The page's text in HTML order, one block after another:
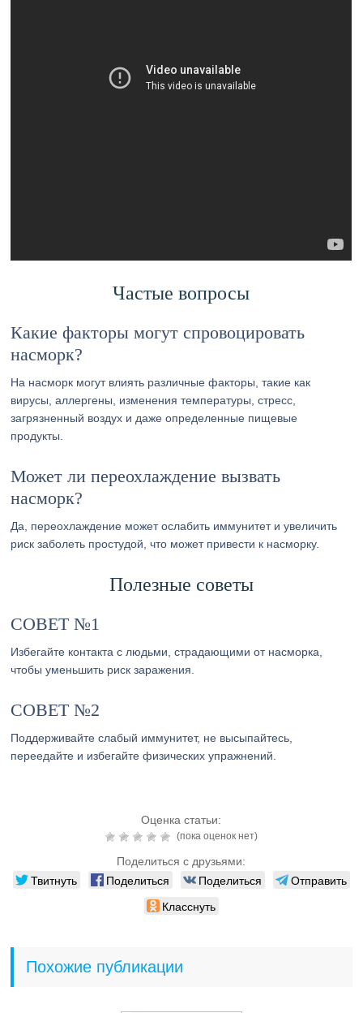
Частые вопросы
Какие факторы могут спровоцировать
насморк?
На насморк могут влиять различные факторы, такие как
вирусы, аллергены, изменения температуры, стресс,
загрязненный воздух и даже определенные пищевые
продукты.
Может ли переохлаждение вызвать
насморк?
Да, переохлаждение может ослабить иммунитет и увеличить
риск заболеть простудой, что может привести к насморку.
Полезные советы
СОВЕТ №1
Избегайте контакта с людьми, страдающими от насморка,
чтобы уменьшить риск заражения.
СОВЕТ №2
Поддерживайте слабый иммунитет, не высыпайтесь,
переедайте и избегайте физических упражнений.
Оценка статьи:
(пока оценок нет)
Поделиться с друзьями:
Твитнуть Поделиться Поделиться
Отправить
Класснуть
Похожие публикации